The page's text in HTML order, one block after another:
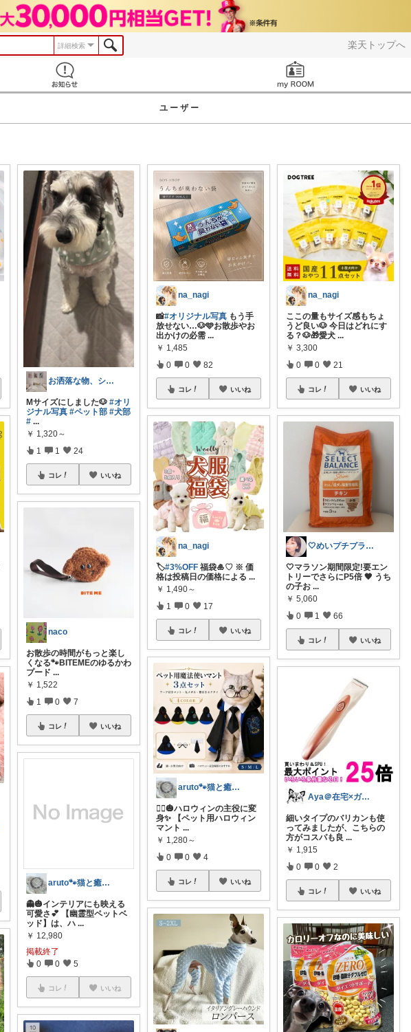
楽天トップへ
詳細検索
ユーザー
お洒落な物、シンプルな物、品のある物❤︎
Mサイズにしました🐶#オリ
ジナル写真 #ペット部 #犬部
# ...
￥ 1,320～
1 1 24
コレ いいね
naco
​お散歩の時間がもっと楽し
くなる🐾BITEMEのゆるかわ
プード ...
￥ 1,522
1 0 7
コレ いいね
aruto🐾猫と癒しで保護猫支援
👻🎃インテリアにも映える
可愛さ💕 【幽霊型ペットベ
ッド】は、ハ ...
￥ 12,980
掲載終了
0 0 5
コレ いいね
na_nagi
📸#オリジナル写真 もう手
放せない…🐶🩵お散歩やお
出かけの必需 ...
￥ 1,485
0 0 82
コレ いいね
na_nagi
🏷️#3%OFF 福袋🎍♡ ※ 価
格は投稿日の価格による ...
￥ 1,490～
1 0 17
コレ いいね
aruto🐾猫と癒しで保護猫支援
🧙‍♂️🎃ハロウィンの主役に変
身✨ 【ペット用ハロウィン
マント ...
￥ 1,280～
0 0 4
コレ いいね
na_nagi
ここの量もサイズ感もちょ
うど良い🐶 今日はどれにす
る？🐶🎁愛犬 ...
￥ 3,300
0 0 21
コレ いいね
🤍めいプチプラROOM🤍
🤍マラソン期間限定!要エン
トリーでさらにP5倍 🖤 うち
の子お ...
￥ 5,060
0 1 66
コレ いいね
Aya＠在宅×ガジェット好きシンママ
細いタイプのバリカンも使
ってみましたが、こちらの
方がコスパも良 ...
￥ 1,915
0 0 2
コレ いいね